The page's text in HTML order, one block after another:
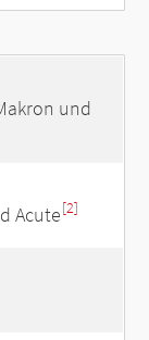
und
Acute[2]